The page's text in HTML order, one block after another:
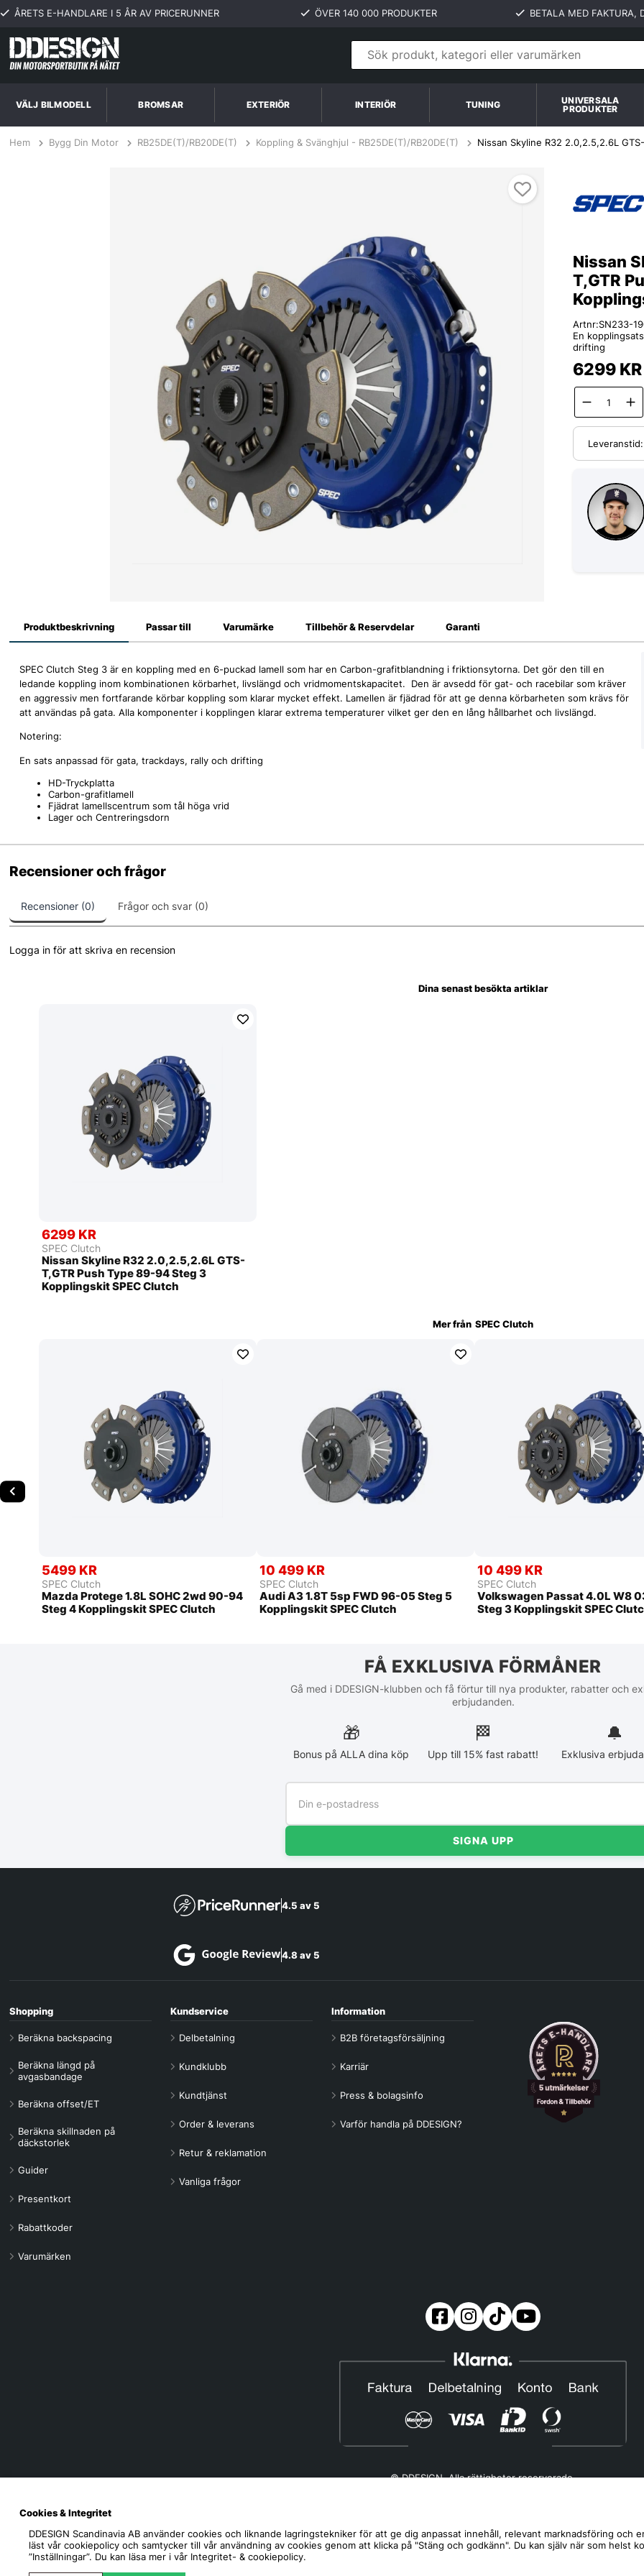
ÅRETS E-HANDLARE I 5 ÅR AV PRICERUNNER ÖVER 140 000 PRODUKTER BETALA MED FAKTURA,
VÄLJ BILMODELL BROMSAR EXTERIÖR INTERIÖR TUNING
UNIVERSALA
PRODUKTER
Hem Bygg Din Motor RB25DE(T)/RB20DE(T) Koppling & Svänghjul - RB25DE(T)/RB20DE(T) Nissan Skyline R32 2.0,2.5,2.6L
Nissan
T,GTR
Artnr:SN233-
En
drifting
6299 KR
Leveranstid:
Produktbeskrivning
SPEC Clutch Steg 3 är en koppling med en 6-puckad lamell som har en Carbon-grafitblandning i friktionsytorna. Det gör den till en
ledande koppling inom kombinationen körbarhet, livslängd och vridmomentskapacitet. Den är avsedd för gat- och racebilar som kräver
en aggressiv men fortfarande körbar koppling som klarar mycket effekt. Lamellen är fjädrad för att ge denna körbarheten som krävs för
att användas på gata. Alla komponenter i kopplingen klarar extrema temperaturer vilket ger den en lång hållbarhet och livslängd.
Notering:
En sats anpassad för gata, trackdays, rally och drifting
HD-Tryckplatta
Carbon-grafitlamell
Fjädrat lamellscentrum som tål höga vrid
Lager och Centreringsdorn
Passar till Varumärke Tillbehör & Reservdelar Garanti
Recensioner och frågor
Recensioner (0) Frågor och svar (0)
Logga in för att skriva en recension
Dina senast besökta artiklar
6299 KR
SPEC Clutch
Nissan Skyline R32 2.0,2.5,2.6L GTS-
T,GTR Push Type 89-94 Steg 3
Kopplingskit SPEC Clutch
Mer från SPEC Clutch
5499 KR
SPEC Clutch
Mazda Protege 1.8L SOHC 2wd 90-94
Steg 4 Kopplingskit SPEC Clutch
10 499 KR
SPEC Clutch
Audi A3 1.8T 5sp FWD 96-05 Steg 5
Kopplingskit SPEC Clutch
10 499 KR
SPEC Clutch
Volkswagen Passat 4.0L W8
Steg 3 Kopplingskit SPEC
FÅ EXKLUSIVA FÖRMÅNER
Gå med i DDESIGN-klubben och få förtur till nya produkter, rabatter och
erbjudanden.
🎁
Bonus på ALLA dina köp
🏁︎
Upp till 15% fast rabatt!
🔔
Exklusiva
SIGNA UPP
4.5 av 5
4.8 av 5
Shopping
Beräkna backspacing
Beräkna längd på
avgasbandage
Beräkna offset/ET
Beräkna skillnaden på
däckstorlek
Guider
Presentkort
Rabattkoder
Varumärken
Kundservice
Delbetalning
Kundklubb
Kundtjänst
Order & leverans
Retur & reklamation
Vanliga frågor
Information
B2B företagsförsäljning
Karriär
Press & bolagsinfo
Varför handla på DDESIGN?
© DDESIGN. Alla rättigheter reserverade.
Helgfria vardagar 10:00-12:00
Cookies & Integritet
DDESIGN Scandinavia AB använder cookies och liknande lagringstekniker för att ge dig anpassat innehåll, relevant marknadsföring och
läst vår cookiepolicy och samtycker till vår användning av cookies genom att klicka på "Stäng och godkänn". Du kan själv när som helst
”Inställningar”. Du kan läsa mer i vår Integritet- & cookiepolicy.